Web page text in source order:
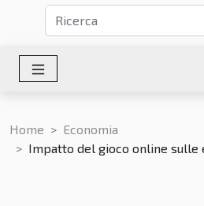
Home
Economia
Impatto del gioco online sulle